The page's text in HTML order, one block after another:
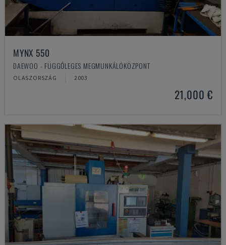
MYNX 550
DAEWOO - FÜGGŐLEGES MEGMUNKÁLÓKÖZPONT
OLASZORSZÁG 2003
21,000 €